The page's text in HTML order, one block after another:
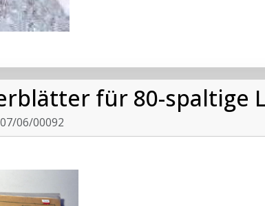
für 80-spaltige
06/00092